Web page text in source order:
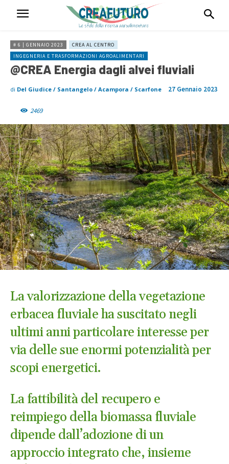
# 6 | GENNAIO 2023
CREA AL CENTRO
INGEGNERIA E TRASFORMAZIONI AGROALIMENTARI
@CREA Energia dagli alvei fluviali
di Del Giudice / Santangelo / Acampora / Scarfone 27 Gennaio 2023
2469
La valorizzazione della vegetazione
erbacea fluviale ha suscitato negli
ultimi anni particolare interesse per
via delle sue enormi potenzialità per
scopi energetici.
La fattibilità del recupero e
reimpiego della biomassa fluviale
dipende dall’adozione di un
approccio integrato che, insieme